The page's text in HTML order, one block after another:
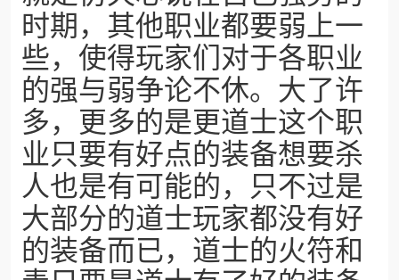
时期，其他职业都要弱上一
些，使得玩家们对于各职业
的强与弱争论不休。大了许
多，更多的是更道士这个职
业只要有好点的装备想要杀
人也是有可能的，只不过是
大部分的道士玩家都没有好
的装备而已，道士的火符和